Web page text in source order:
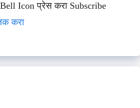
Icon प्रेस करा Subscribe
करा